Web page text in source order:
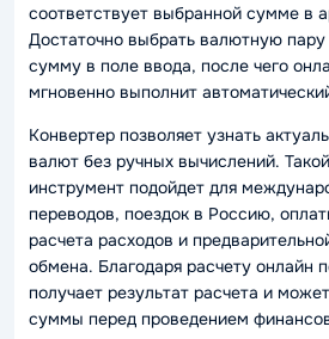
соответствует выбранной сумме в
Достаточно выбрать валютную пару
сумму в поле ввода, после чего
мгновенно выполнит
Конвертер позволяет узнать
валют без ручных вычислений.
инструмент подойдет для
переводов, поездок в Россию,
расчета расходов и
обмена. Благодаря расчету онлайн
получает результат расчета и
суммы перед проведением